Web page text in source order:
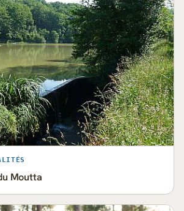
Moutta